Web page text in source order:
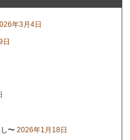
年3月4日
日
〜 2026年1月18日